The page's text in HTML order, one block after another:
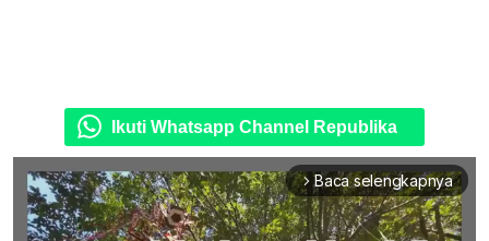
Ikuti Whatsapp Channel Republika
arrow_forward_ios Baca selengkapnya